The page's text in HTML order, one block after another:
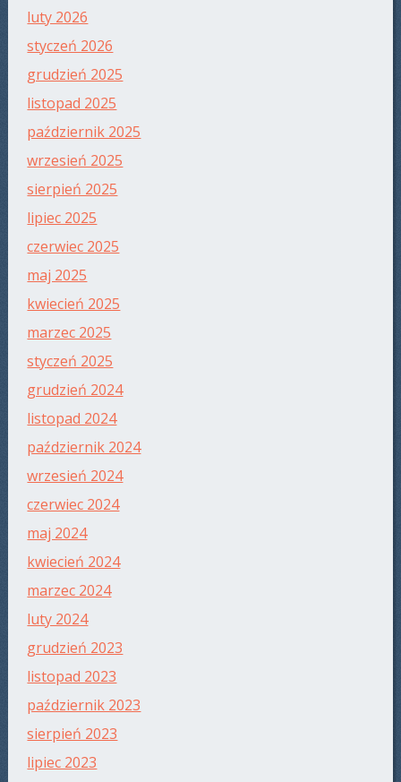
luty 2026
styczeń 2026
grudzień 2025
listopad 2025
październik 2025
wrzesień 2025
sierpień 2025
lipiec 2025
czerwiec 2025
maj 2025
kwiecień 2025
marzec 2025
styczeń 2025
grudzień 2024
listopad 2024
październik 2024
wrzesień 2024
czerwiec 2024
maj 2024
kwiecień 2024
marzec 2024
luty 2024
grudzień 2023
listopad 2023
październik 2023
sierpień 2023
lipiec 2023